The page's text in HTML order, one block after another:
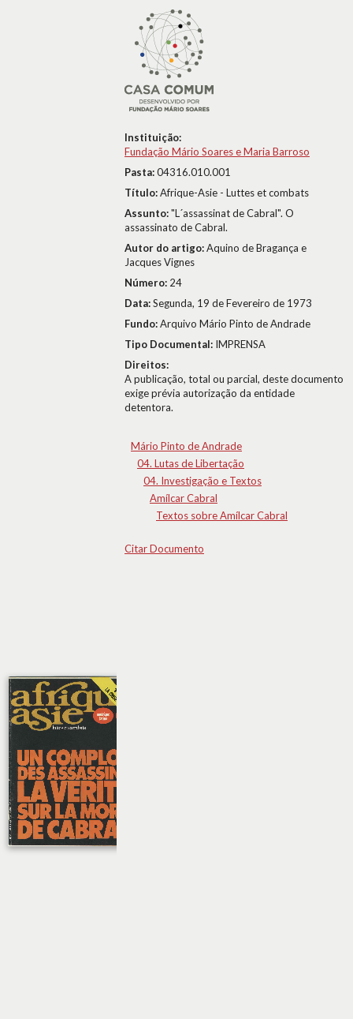
Instituição:
Fundação Mário Soares e Maria Barroso
Pasta:04316.010.001
Título:Afrique-Asie - Luttes et combats
Assunto:"L´assassinat de Cabral". O
assassinato de Cabral.
Autor do artigo:Aquino de Bragança e
Jacques Vignes
Número: 24
Data:Segunda, 19 de Fevereiro de 1973
Fundo:Arquivo Mário Pinto de Andrade
Tipo Documental: IMPRENSA
Direitos:
A publicação, total ou parcial, deste documento
exige prévia autorização da entidade
detentora.
Mário Pinto de Andrade
04. Lutas de Libertação
04. Investigação e Textos
Amílcar Cabral
Textos sobre Amílcar Cabral
Citar Documento